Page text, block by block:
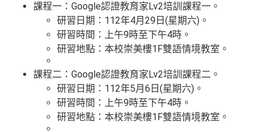
課程一：Google認證教育家Lv2培訓課程一。
研習日期：112年4月29日(星期六)。
研習時間：上午9時至下午4時。
研習地點：本校崇美樓1F雙語情境教室。
課程二：Google認證教育家Lv2培訓課程二。
研習日期：112年5月6日(星期六)。
研習時間：上午9時至下午4時。
研習地點：本校崇美樓1F雙語情境教室。